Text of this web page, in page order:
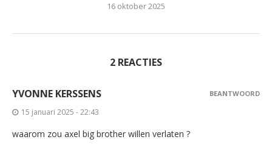
16 oktober 2025
2 REACTIES
YVONNE KERSSENS
15 januari 2025 - 22:43
waarom zou axel big brother willen verlaten ?
BEANTWOORD